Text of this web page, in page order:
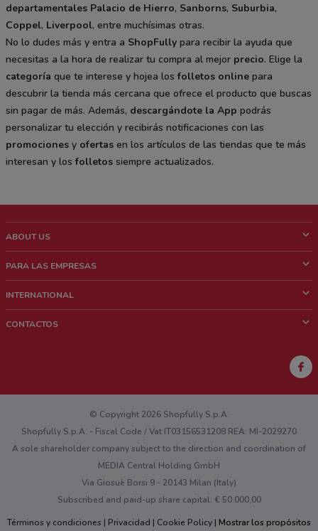
departamentales Palacio de Hierro, Sanborns, Suburbia,
Coppel, Liverpool, entre muchísimas otras.
No lo dudes más y entra a ShopFully para recibir la ayuda que
necesitas a la hora de realizar tu compra al mejor precio. Elige la
categoría que te interese y hojea losfolletos online para
descubrir la tienda más cercana que ofrece el producto que buscas
sin pagar de más. Además, descargándote la App podrás
personalizar tu elección y recibirás notificaciones con las
promociones y ofertas en los artículos de las tiendas que te más
interesan y losfolletos siempre actualizados.
ABOUT US
¿Quiénes Somos?
Trabaja con nosotros
PARA LAS EMPRESAS
Contacto comercial
INTERNATIONAL
CONTACTOS
¿Encontraste un problema en la web o en la aplicación?
© Copyright 2026 Shopfully S.p.A.
Shopfully S.p.A. - Fiscal Code / Vat IT03156531208 REA: MI-2029270
A sole shareholder company subject to the direction and coordination of
MEDIA Central Holding GmbH
Via Giosuè Borsi 9 - 20143 Milan (Italy)
Subscribed and paid-up share capital: € 50.000,00
Términos y condiciones
Privacidad Cookie Policy Mostrar los propósitos